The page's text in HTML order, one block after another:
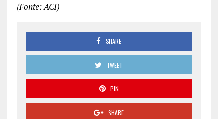
(Fonte: ACI)
SHARE
TWEET
PIN
SHARE